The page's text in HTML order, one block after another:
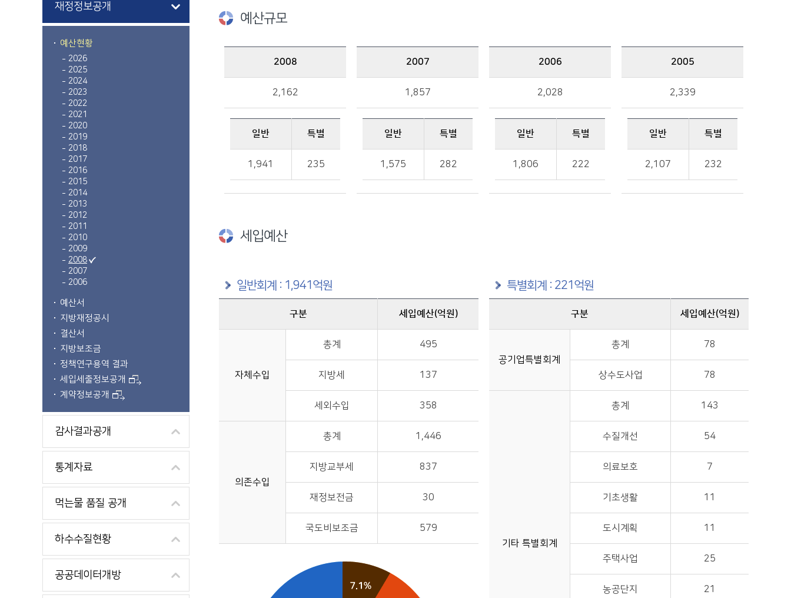
재정정보공개
예산현황
2026
2025
2024
2023
2022
2021
2020
2019
2018
2017
2016
2015
2014
2013
2012
2011
2010
2009
2008
2007
2006
예산서
지방재정공시
결산서
지방보조금
정책연구용역 결과
세입세출정보공개
계약정보공개
감사결과공개
통계자료
먹는물 품질 공개
하수수질현황
공공데이터개방
예산규모
2008
2,162
일반 특별
1,941 235
2007
1,857
일반 특별
1,575 282
2006
2,028
일반 특별
1,806 222
2005
2,339
일반 특별
2,107 232
세입예산
일반회계 : 1,941억원
구분 세입예산(억원)
자체수입
총계 495
지방세 137
세외수입 358
의존수입
총계 1,446
지방교부세 837
재정보전금 30
국도비보조금 579
특별회계 : 221억원
구분 세입예산(억원)
공기업특별회계
총계 78
상수도사업 78
기타 특별회계
총계 143
수질개선 54
의료보호 7
기초생활 11
도시계획 11
주택사업 25
농공단지 21